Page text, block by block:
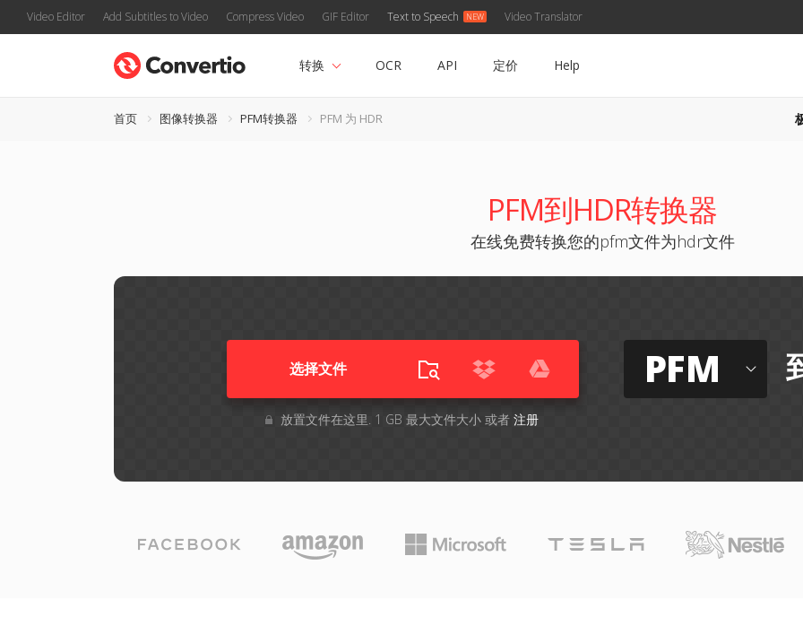
Video Editor Add Subtitles to Video Compress Video GIF Editor Text to Speech Video Translator
转换 OCR API 定价 Help
首页 图像转换器 PFM转换器 PFM 为 HDR
PFM到HDR转换器
在线免费转换您的pfm文件为hdr文件
选择文件
放置文件在这里. 1 GB 最大文件大小 或者 注册
PFM